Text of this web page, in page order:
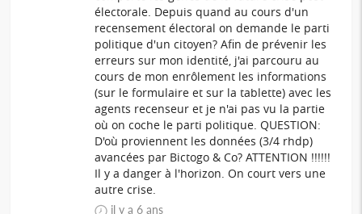
électorale. Depuis quand au cours d'un
recensement électoral on demande le parti
politique d'un citoyen? Afin de prévenir les
erreurs sur mon identité, j'ai parcouru au
cours de mon enrôlement les informations
(sur le formulaire et sur la tablette) avec les
agents recenseur et je n'ai pas vu la partie
où on coche le parti politique. QUESTION:
D'où proviennent les données (3/4 rhdp)
avancées par Bictogo & Co? ATTENTION !!!!!!
Il y a danger à l'horizon. On court vers une
autre crise.
il y a 6 ans